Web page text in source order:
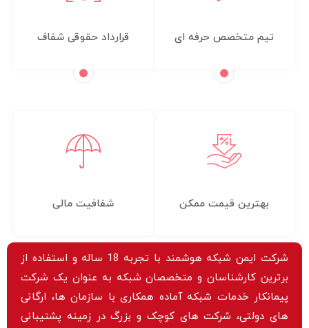
تیم متخصص حرفه ای
بهترین قیمت ممکن
قرارداد حقوقی شفاف
شفافیت مالی
شرکت ایمن شبکه هوشمند با تجربه 18 ساله و استفاده از
برترین کارشناسان و متخصصان شبکه به عنوان یک شرکت
پیمانکار خدمات شبکه آماده همکاری با سازمان ها، ارگانی
های دولتی، شرکت های کوچک و بزرگ در زمینه پشتیبانی